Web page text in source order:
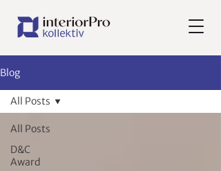
Blog
All Posts
D&C
Award
All Posts